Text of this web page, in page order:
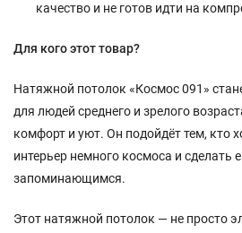
качество и не готов идти на
Для кого этот товар?
Натяжной потолок «Космос 091»
для людей среднего и зрелого
комфорт и уют. Он подойдёт тем, кто
интерьер немного космоса и сделать
запоминающимся.
Этот натяжной потолок — не просто